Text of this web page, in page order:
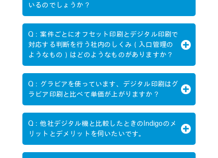
いるのでしょうか？
Q：案件ごとにオフセット印刷とデジタル印刷で
対応する判断を行う社内のしくみ（入口管理の
ようなもの）はどのようなものがありますか？
Q：グラビアを使っています、デジタル印刷はグ
ラビア印刷と比べて単価が上がりますか？
Q：他社デジタル機と比較したときのIndigoのメ
リットとデメリットを伺いたいです。